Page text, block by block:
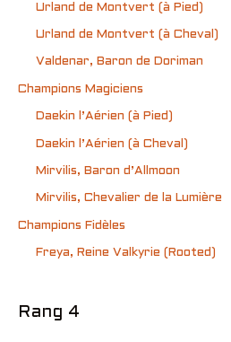
Urland de Montvert (à Pied)
Urland de Montvert (à Cheval)
Valdenar, Baron de Doriman
Champions Magiciens
Daekin l’Aérien (à Pied)
Daekin l’Aérien (à Cheval)
Mirvilis, Baron d’Allmoon
Mirvilis, Chevalier de la Lumière
Champions Fidèles
Freya, Reine Valkyrie (Rooted)
Rang 4